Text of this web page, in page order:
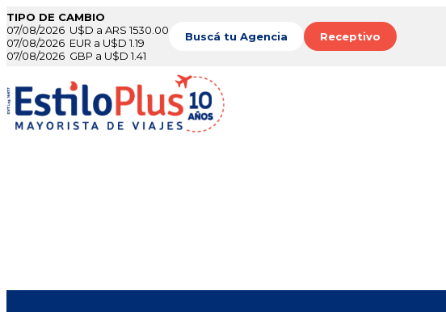
TIPO DE CAMBIO
07/08/2026 U$D a ARS 1530.00
07/08/2026 EUR a U$D 1.19
07/08/2026 GBP a U$D 1.41
Buscá tu Agencia Receptivo